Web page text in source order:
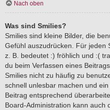
Nach oben
Was sind Smilies?
Smilies sind kleine Bilder, die
Gefühl auszudrücken. Für jeden
z. B. bedeutet :) fröhlich und :(
du beim Verfassen eines
Smilies nicht zu häufig zu
schnell unlesbar machen und
Beitrag entsprechend
Board-Administration kann auch